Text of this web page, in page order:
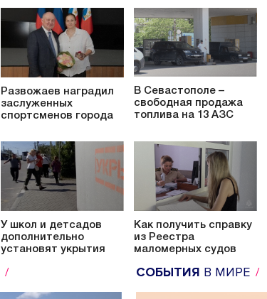
Развожаев наградил
заслуженных
спортсменов города
В Севастополе –
свободная продажа
топлива на 13 АЗС
У школ и детсадов
дополнительно
установят укрытия
Как получить справку
из Реестра
маломерных судов
СОБЫТИЯ В МИРЕ